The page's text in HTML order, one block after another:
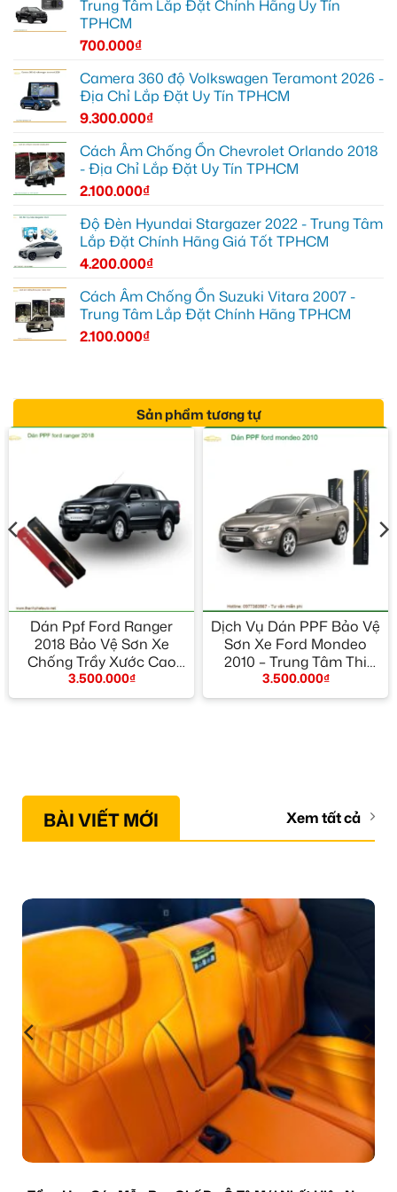
Trung Tâm Lắp Đặt Chính Hãng Uy Tín
TPHCM
700.000₫
Camera 360 độ Volkswagen Teramont 2026 -
Địa Chỉ Lắp Đặt Uy Tín TPHCM
9.300.000₫
Cách Âm Chống Ồn Chevrolet Orlando 2018
- Địa Chỉ Lắp Đặt Uy Tín TPHCM
2.100.000₫
Độ Đèn Hyundai Stargazer 2022 - Trung Tâm
Lắp Đặt Chính Hãng Giá Tốt TPHCM
4.200.000₫
Cách Âm Chống Ồn Suzuki Vitara 2007 -
Trung Tâm Lắp Đặt Chính Hãng TPHCM
2.100.000₫
Sản phẩm tương tự
Dán Ppf Ford Ranger
2018 Bảo Vệ Sơn Xe
Chống Trầy Xước Cao
Cấp
3.500.000₫
Dịch Vụ Dán PPF Bảo Vệ
Sơn Xe Ford Mondeo
2010 – Trung Tâm Thi
Công Chính Hãng TPHCM
3.500.000₫
BÀI VIẾT MỚI Xem tất cả